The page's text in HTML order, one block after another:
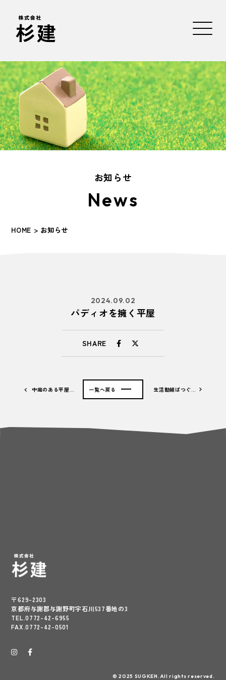
お知らせ
News
HOME > お知らせ
2024.09.02
パディオを擁く平屋
SHARE
中庭のある平屋… 生活動線ばつぐ…
一覧へ戻る
〒629-2303
京都府与謝郡与謝野町字石川537番地の3
TEL.0772-42-6955
FAX.0772-42-0501
© 2025 SUGKEN.All rights reserved.